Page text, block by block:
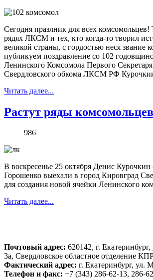
Сегодня празлник для всех комсомольцев!
рядях ЛКСМ и тех, кто когда-то творил
великой страны, с гордостью неся звание
публикуем поздравление со 102
Ленинского Комсомола Первого Секретаря
Свердловского обкома ЛКСМ РФ
Читать далее...
Растут ряды
986
В воскресенье 25 октября Денис
Горошенко выехали в город Кировград
для создания новой ячейки Ленинского
Читать далее...
Почтовый адрес: 620142, г.
3а, Свердловское областное отделение
Фактический адрес: г. Екатеринбург, ул.
Телефон и факс: +7 (343) 286-62-13, 286-